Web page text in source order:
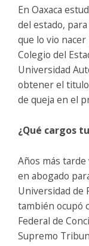
En Oaxaca
del estado,
que lo vio
Colegio del
Universidad
obtener el titulo
de queja en el
¿Qué cargos
Años más
en abogado
Universidad de
también ocupó
Federal de
Supremo